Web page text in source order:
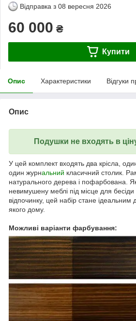
Відправка з 08 вересня 2026
60 000 ₴
Купити
Опис Характеристики Відгуки
Опис
Подушки не входять в
У цей комплект входять два крісла,
один журнальний класичний столик.
натурального дерева і пофарбована.
невимушену меблі під місце для
відпочинку, цей набір стане
якого дому.
Можливі варіанти фарбування: